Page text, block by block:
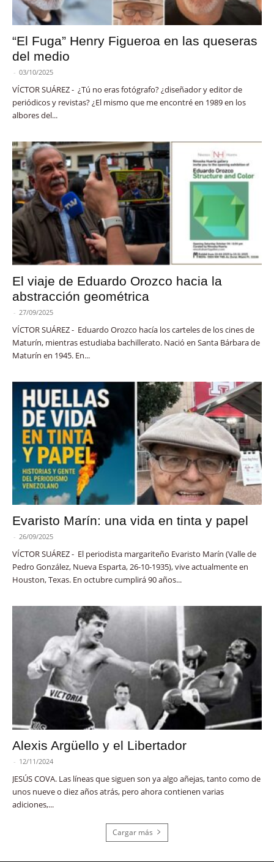
“El Fuga” Henry Figueroa en las queseras
del medio
- 03/10/2025
VÍCTOR SUÁREZ - ¿Tú no eras fotógrafo? ¿diseñador y editor de
periódicos y revistas? ¿El mismo que me encontré en 1989 en los
albores del...
El viaje de Eduardo Orozco hacia la
abstracción geométrica
- 27/09/2025
VÍCTOR SUÁREZ - Eduardo Orozco hacía los carteles de los cines de
Maturín, mientras estudiaba bachillerato. Nació en Santa Bárbara de
Maturín en 1945. En...
Evaristo Marín: una vida en tinta y papel
- 26/09/2025
VÍCTOR SUÁREZ - El periodista margariteño Evaristo Marín (Valle de
Pedro González, Nueva Esparta, 26-10-1935), vive actualmente en
Houston, Texas. En octubre cumplirá 90 años...
Alexis Argüello y el Libertador
- 12/11/2024
JESÚS COVA. Las líneas que siguen son ya algo añejas, tanto como de
unos nueve o diez años atrás, pero ahora contienen varias
adiciones,...
Cargar más